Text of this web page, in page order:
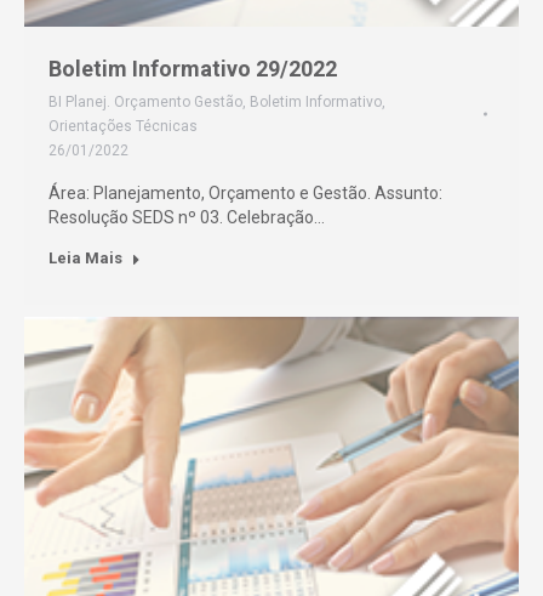
Boletim Informativo 29/2022
BI Planej. Orçamento Gestão, Boletim Informativo,
Orientações Técnicas
26/01/2022
Área: Planejamento, Orçamento e Gestão. Assunto:
Resolução SEDS nº 03. Celebração…
Leia Mais